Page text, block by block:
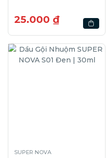
25.000 ₫
SUPER NOVA